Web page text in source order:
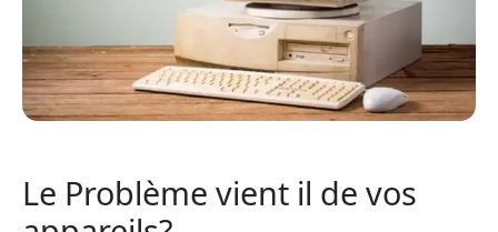
Le Problème vient il de vos